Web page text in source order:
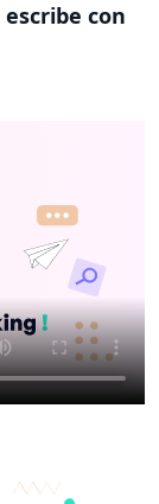
escribe con